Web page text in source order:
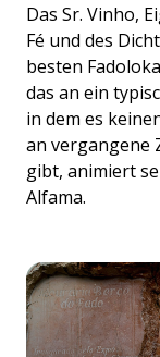
Das Sr. Vinho,
Fé und des
besten
das an ein
in dem es
an vergangene
gibt, animiert
Alfama.